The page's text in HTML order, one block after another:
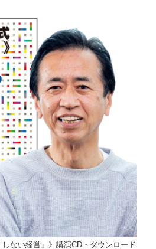
ない経営」》講演CD・ダウンロード